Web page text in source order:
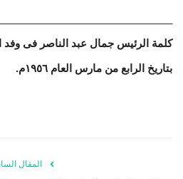
الفيديوهات
كلمة الرئيس جمال عبد الناصر فى وفد
بتاريخ الرابع من مارس العام ١٩٥٦م.
المقال